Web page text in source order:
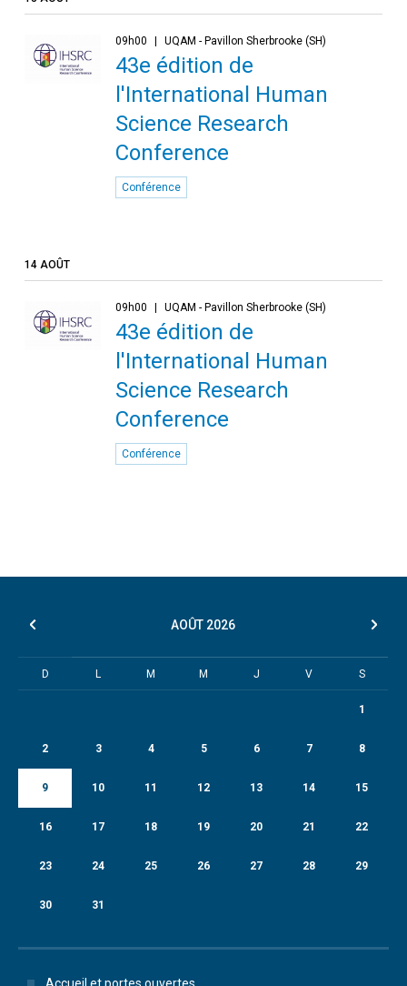
09h00 UQAM - Pavillon Sherbrooke (SH)
43e édition de
l'International Human
Science Research
Conference
Conférence
14 AOÛT
09h00 UQAM - Pavillon Sherbrooke (SH)
43e édition de
l'International Human
Science Research
Conference
Conférence
AOÛT 2026
D L M M J V S
1
2 3 4 5 6 7 8
9 10 11 12 13 14 15
16 17 18 19 20 21 22
23 24 25 26 27 28 29
30 31